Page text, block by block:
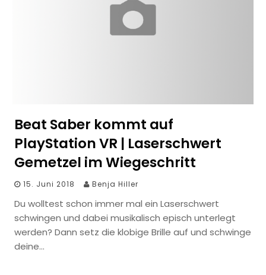
Beat Saber kommt auf
PlayStation VR | Laserschwert
Gemetzel im Wiegeschritt
15. Juni 2018 Benja Hiller
Du wolltest schon immer mal ein Laserschwert
schwingen und dabei musikalisch episch unterlegt
werden? Dann setz die klobige Brille auf und schwinge
deine…